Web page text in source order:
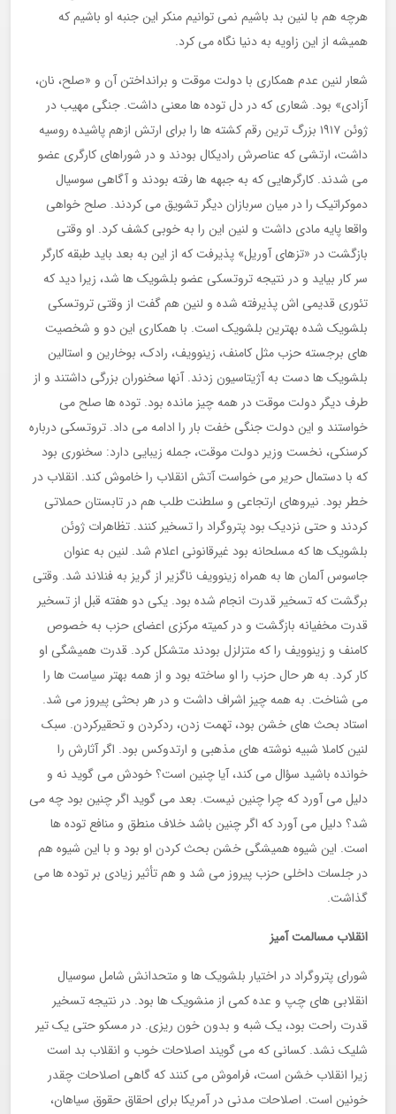
هرچه هم با لنین بد باشیم نمی توانیم منکر این جنبه او باشیم که
همیشه از این زاویه به دنیا نگاه می کرد.
شعار لنین عدم همکاری با دولت موقت و برانداختن آن و «صلح، نان،
آزادی» بود. شعاری که در دل توده ها معنی داشت. جنگی مهیب در
ژوئن ١٩١٧ بزرگ ترین رقم کشته ها را برای ارتش ازهم پاشیده روسیه
داشت، ارتشی که عناصرش رادیکال بودند و در شوراهای کارگری عضو
می شدند. کارگرهایی که به جبهه ها رفته بودند و آگاهی سوسیال
دموکراتیک را در میان سربازان دیگر تشویق می کردند. صلح خواهی
واقعا پایه مادی داشت و لنین این را به خوبی کشف کرد. او وقتی
بازگشت در «تزهای آوریل» پذیرفت که از این به بعد باید طبقه کارگر
سر کار بیاید و در نتیجه تروتسکی عضو بلشویک ها شد، زیرا دید که
تئوری قدیمی اش پذیرفته شده و لنین هم گفت از وقتی تروتسکی
بلشویک شده بهترین بلشویک است. با همکاری این دو و شخصیت
های برجسته حزب مثل کامنف، زینوویف، رادک، بوخارین و استالین
بلشویک ها دست به آژیتاسیون زدند. آنها سخنوران بزرگی داشتند و از
طرف دیگر دولت موقت در همه چیز مانده بود. توده ها صلح می
خواستند و این دولت جنگی خفت بار را ادامه می داد. تروتسکی درباره
کرسنکی، نخست وزیر دولت موقت، جمله زیبایی دارد: سخنوری بود
که با دستمال حریر می خواست آتش انقلاب را خاموش کند. انقلاب در
خطر بود. نیروهای ارتجاعی و سلطنت طلب هم در تابستان حملاتی
کردند و حتی نزدیک بود پتروگراد را تسخیر کنند. تظاهرات ژوئن
بلشویک ها که مسلحانه بود غیرقانونی اعلام شد. لنین به عنوان
جاسوس آلمان ها به همراه زینوویف ناگزیر از گریز به فنلاند شد. وقتی
برگشت که تسخیر قدرت انجام شده بود. یکی دو هفته قبل از تسخیر
قدرت مخفیانه بازگشت و در کمیته مرکزی اعضای حزب به خصوص
کامنف و زینوویف را که متزلزل بودند متشکل کرد. قدرت همیشگی او
کار کرد. به هر حال حزب را او ساخته بود و از همه بهتر سیاست ها را
می شناخت. به همه چیز اشراف داشت و در هر بحثی پیروز می شد.
استاد بحث های خشن بود، تهمت زدن، ردکردن و تحقیرکردن. سبک
لنین کاملا شبیه نوشته های مذهبی و ارتدوکس بود. اگر آثارش را
خوانده باشید سؤال می کند، آیا چنین است؟ خودش می گوید نه و
دلیل می آورد که چرا چنین نیست. بعد می گوید اگر چنین بود چه می
شد؟ دلیل می آورد که اگر چنین باشد خلاف منطق و منافع توده ها
است. این شیوه همیشگی خشن بحث کردن او بود و با این شیوه هم
در جلسات داخلی حزب پیروز می شد و هم تأثیر زیادی بر توده ها می
گذاشت.
انقلاب مسالمت آمیز
شورای پتروگراد در اختیار بلشویک ها و متحدانش شامل سوسیال
انقلابی های چپ و عده کمی از منشویک ها بود. در نتیجه تسخیر
قدرت راحت بود، یک شبه و بدون خون ریزی. در مسکو حتی یک تیر
شلیک نشد. کسانی که می گویند اصلاحات خوب و انقلاب بد است
زیرا انقلاب خشن است، فراموش می کنند که گاهی اصلاحات چقدر
خونین است. اصلاحات مدنی در آمریکا برای احقاق حقوق سیاهان،